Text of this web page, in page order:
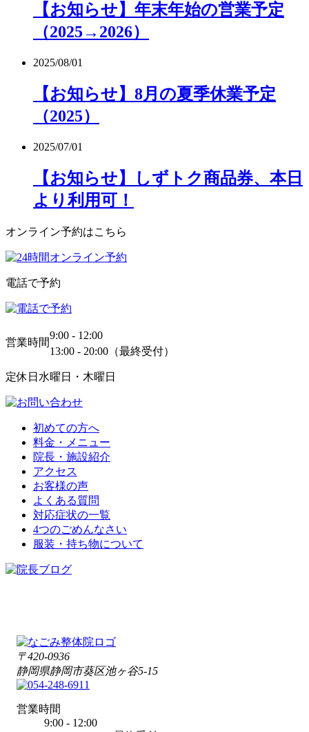
【お知らせ】年末年始の営業予定
（2025→2026）
2025/08/01
【お知らせ】8月の夏季休業予定
（2025）
2025/07/01
【お知らせ】しずトク商品券、本日
より利用可！
オンライン予約はこちら
電話で予約
営業時間
9:00 - 12:00
13:00 - 20:00（最終受付）
定休日 水曜日・木曜日
初めての方へ
料金・メニュー
院長・施設紹介
アクセス
お客様の声
よくある質問
対応症状の一覧
4つのごめんなさい
服装・持ち物について
〒420-0936
静岡県静岡市葵区池ヶ谷5-15
営業時間
9:00 - 12:00